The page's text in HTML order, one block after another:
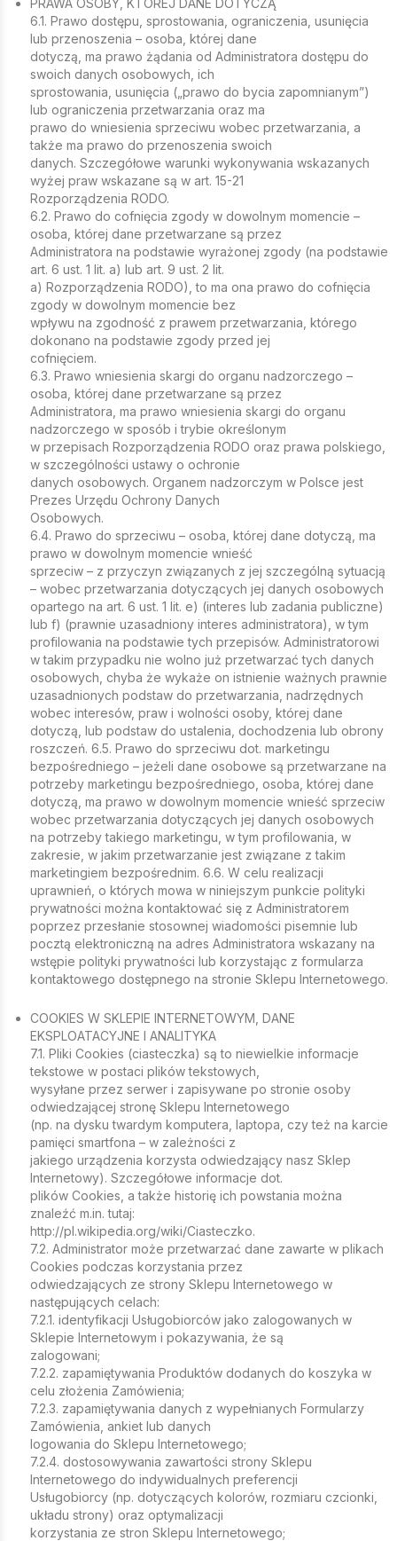
PRAWA OSOBY, KTÓREJ DANE DOTYCZĄ
6.1. Prawo dostępu, sprostowania, ograniczenia, usunięcia
lub przenoszenia – osoba, której dane
dotyczą, ma prawo żądania od Administratora dostępu do
swoich danych osobowych, ich
sprostowania, usunięcia („prawo do bycia zapomnianym”)
lub ograniczenia przetwarzania oraz ma
prawo do wniesienia sprzeciwu wobec przetwarzania, a
także ma prawo do przenoszenia swoich
danych. Szczegółowe warunki wykonywania wskazanych
wyżej praw wskazane są w art. 15-21
Rozporządzenia RODO.
6.2. Prawo do cofnięcia zgody w dowolnym momencie –
osoba, której dane przetwarzane są przez
Administratora na podstawie wyrażonej zgody (na podstawie
art. 6 ust. 1 lit. a) lub art. 9 ust. 2 lit.
a) Rozporządzenia RODO), to ma ona prawo do cofnięcia
zgody w dowolnym momencie bez
wpływu na zgodność z prawem przetwarzania, którego
dokonano na podstawie zgody przed jej
cofnięciem.
6.3. Prawo wniesienia skargi do organu nadzorczego –
osoba, której dane przetwarzane są przez
Administratora, ma prawo wniesienia skargi do organu
nadzorczego w sposób i trybie określonym
w przepisach Rozporządzenia RODO oraz prawa polskiego,
w szczególności ustawy o ochronie
danych osobowych. Organem nadzorczym w Polsce jest
Prezes Urzędu Ochrony Danych
Osobowych.
6.4. Prawo do sprzeciwu – osoba, której dane dotyczą, ma
prawo w dowolnym momencie wnieść
sprzeciw – z przyczyn związanych z jej szczególną sytuacją
– wobec przetwarzania dotyczących jej danych osobowych
opartego na art. 6 ust. 1 lit. e) (interes lub zadania publiczne)
lub f) (prawnie uzasadniony interes administratora), w tym
profilowania na podstawie tych przepisów. Administratorowi
w takim przypadku nie wolno już przetwarzać tych danych
osobowych, chyba że wykaże on istnienie ważnych prawnie
uzasadnionych podstaw do przetwarzania, nadrzędnych
wobec interesów, praw i wolności osoby, której dane
dotyczą, lub podstaw do ustalenia, dochodzenia lub obrony
roszczeń. 6.5. Prawo do sprzeciwu dot. marketingu
bezpośredniego – jeżeli dane osobowe są przetwarzane na
potrzeby marketingu bezpośredniego, osoba, której dane
dotyczą, ma prawo w dowolnym momencie wnieść sprzeciw
wobec przetwarzania dotyczących jej danych osobowych
na potrzeby takiego marketingu, w tym profilowania, w
zakresie, w jakim przetwarzanie jest związane z takim
marketingiem bezpośrednim. 6.6. W celu realizacji
uprawnień, o których mowa w niniejszym punkcie polityki
prywatności można kontaktować się z Administratorem
poprzez przesłanie stosownej wiadomości pisemnie lub
pocztą elektroniczną na adres Administratora wskazany na
wstępie polityki prywatności lub korzystając z formularza
kontaktowego dostępnego na stronie Sklepu Internetowego.
COOKIES W SKLEPIE INTERNETOWYM, DANE
EKSPLOATACYJNE I ANALITYKA
7.1. Pliki Cookies (ciasteczka) są to niewielkie informacje
tekstowe w postaci plików tekstowych,
wysyłane przez serwer i zapisywane po stronie osoby
odwiedzającej stronę Sklepu Internetowego
(np. na dysku twardym komputera, laptopa, czy też na karcie
pamięci smartfona – w zależności z
jakiego urządzenia korzysta odwiedzający nasz Sklep
Internetowy). Szczegółowe informacje dot.
plików Cookies, a także historię ich powstania można
znaleźć m.in. tutaj:
http://pl.wikipedia.org/wiki/Ciasteczko.
7.2. Administrator może przetwarzać dane zawarte w plikach
Cookies podczas korzystania przez
odwiedzających ze strony Sklepu Internetowego w
następujących celach:
7.2.1. identyfikacji Usługobiorców jako zalogowanych w
Sklepie Internetowym i pokazywania, że są
zalogowani;
7.2.2. zapamiętywania Produktów dodanych do koszyka w
celu złożenia Zamówienia;
7.2.3. zapamiętywania danych z wypełnianych Formularzy
Zamówienia, ankiet lub danych
logowania do Sklepu Internetowego;
7.2.4. dostosowywania zawartości strony Sklepu
Internetowego do indywidualnych preferencji
Usługobiorcy (np. dotyczących kolorów, rozmiaru czcionki,
układu strony) oraz optymalizacji
korzystania ze stron Sklepu Internetowego;